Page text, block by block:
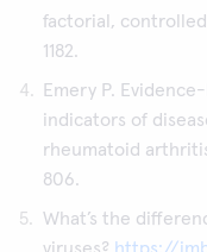
factorial, controlled
1182.
Emery P.
indicators of
rheumatoid
806.
What’s the